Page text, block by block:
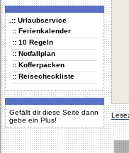
.:: Urlaubservice
:: Ferienkalender
:: 10 Regeln
:: Notfallplan
:: Kofferpacken
:: Reisecheckliste
Gefällt dir diese Seite dann
gebe ein Plus!